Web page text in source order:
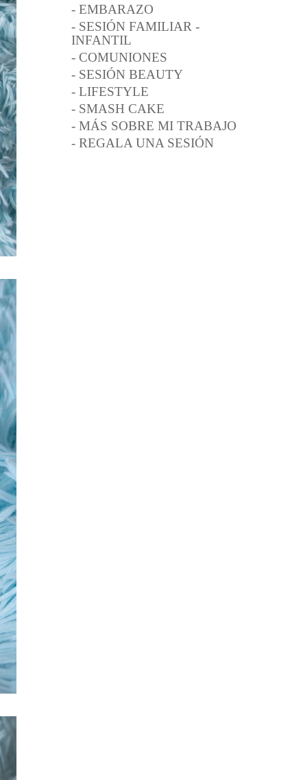
- EMBARAZO
- SESIÓN FAMILIAR -
INFANTIL
- COMUNIONES
- SESIÓN BEAUTY
- LIFESTYLE
- SMASH CAKE
- MÁS SOBRE MI TRABAJO
- REGALA UNA SESIÓN